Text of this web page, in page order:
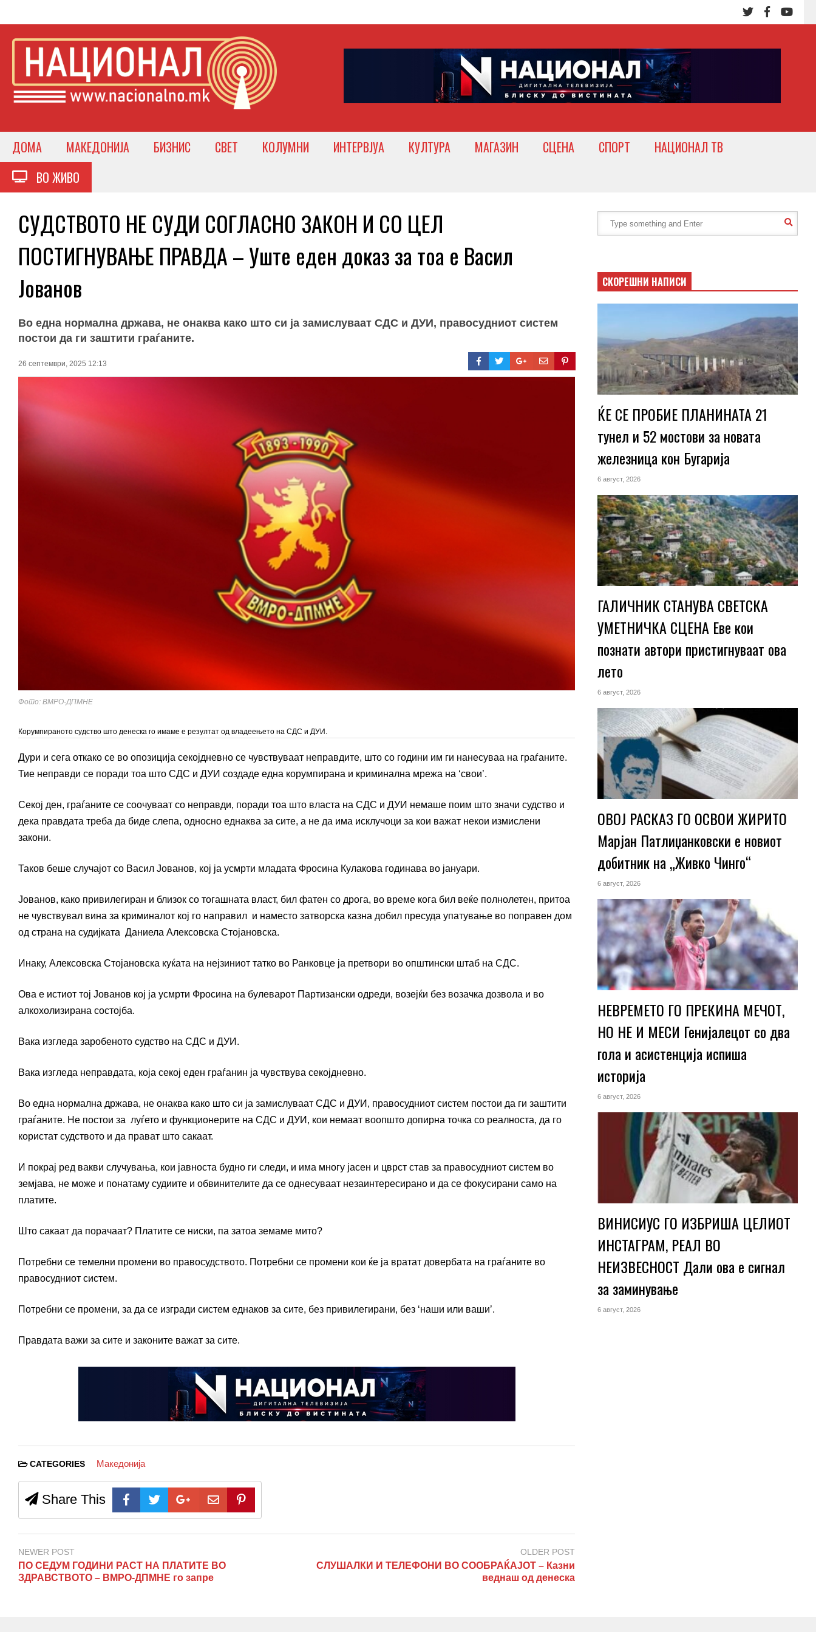
ДОМА МАКЕДОНИЈА БИЗНИС СВЕТ КОЛУМНИ ИНТЕРВЈУА КУЛТУРА МАГАЗИН СЦЕНА СПОРТ
НАЦИОНАЛ ТВ
ВО ЖИВО
СУДСТВОТО НЕ СУДИ СОГЛАСНО ЗАКОН И СО ЦЕЛ
ПОСТИГНУВАЊЕ ПРАВДА – Уште еден доказ за тоа е Васил
Јованов
Во една нормална држава, не онаква како што си ја замислуваат СДС и ДУИ, правосудниот систем
постои да ги заштити граѓаните.
26 септември, 2025 12:13
Фото: ВМРО-ДПМНЕ
Корумпираното судство што денеска го имаме е резултат од владеењето на СДС и ДУИ.
Дури и сега откако се во опозиција секојдневно се чувствуваат неправдите, што со години им ги нанесуваа на граѓаните.
Тие неправди се поради тоа што СДС и ДУИ создаде една корумпирана и криминална мрежа на ‘свои’.
Секој ден, граѓаните се соочуваат со неправди, поради тоа што власта на СДС и ДУИ немаше поим што значи судство и
дека правдата треба да биде слепа, односно еднаква за сите, а не да има исклучоци за кои важат некои измислени
закони.
Таков беше случајот со Васил Јованов, кој ја усмрти младата Фросина Кулакова годинава во јануари.
Јованов, како привилегиран и близок со тогашната власт, бил фатен со дрога, во време кога бил веќе полнолетен, притоа
не чувствувал вина за криминалот кој го направил и наместо затворска казна добил пресуда упатување во поправен дом
од страна на судијката Даниела Алексовска Стојановска.
Инаку, Алексовска Стојановска куќата на нејзиниот татко во Ранковце ја претвори во општински штаб на СДС.
Ова е истиот тој Јованов кој ја усмрти Фросина на булеварот Партизански одреди, возејќи без возачка дозвола и во
алкохолизирана состојба.
Вака изгледа заробеното судство на СДС и ДУИ.
Вака изгледа неправдата, која секој еден граѓанин ја чувствува секојдневно.
Во една нормална држава, не онаква како што си ја замислуваат СДС и ДУИ, правосудниот систем постои да ги заштити
граѓаните. Не постои за луѓето и функционерите на СДС и ДУИ, кои немаат воопшто допирна точка со реалноста, да го
користат судството и да прават што сакаат.
И покрај ред вакви случувања, кои јавноста будно ги следи, и има многу јасен и цврст став за правосудниот систем во
земјава, не може и понатаму судиите и обвинителите да се однесуваат незаинтересирано и да се фокусирани само на
платите.
Што сакаат да порачаат? Платите се ниски, па затоа земаме мито?
Потребни се темелни промени во правосудството. Потребни се промени кои ќе ја вратат довербата на граѓаните во
правосудниот систем.
Потребни се промени, за да се изгради систем еднаков за сите, без привилегирани, без ‘наши или ваши’.
Правдата важи за сите и законите важат за сите.
CATEGORIES Македонија
Share This
NEWER POST
ПО СЕДУМ ГОДИНИ РАСТ НА ПЛАТИТЕ ВО
ЗДРАВСТВОТО – ВМРО-ДПМНЕ го запре
OLDER POST
СЛУШАЛКИ И ТЕЛЕФОНИ ВО СООБРАЌАЈОТ – Казни
веднаш од денеска
СКОРЕШНИ НАПИСИ
ЌЕ СЕ ПРОБИЕ ПЛАНИНАТА 21
тунел и 52 мостови за новата
железница кон Бугарија
6 август, 2026
ГАЛИЧНИК СТАНУВА СВЕТСКА
УМЕТНИЧКА СЦЕНА Еве кои
познати автори пристигнуваат ова
лето
6 август, 2026
ОВОЈ РАСКАЗ ГО ОСВОИ ЖИРИТО
Марјан Патлиџанковски е новиот
добитник на „Живко Чинго“
6 август, 2026
НЕВРЕМЕТО ГО ПРЕКИНА МЕЧОТ,
НО НЕ И МЕСИ Генијалецот со два
гола и асистенција испиша
историја
6 август, 2026
ВИНИСИУС ГО ИЗБРИША ЦЕЛИОТ
ИНСТАГРАМ, РЕАЛ ВО
НЕИЗВЕСНОСТ Дали ова е сигнал
за заминување
6 август, 2026